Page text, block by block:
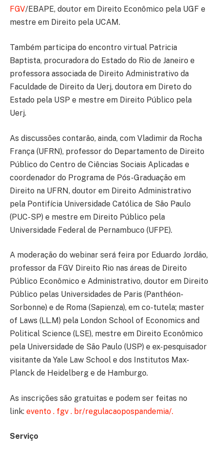
FGV/EBAPE, doutor em Direito Econômico pela UGF e
mestre em Direito pela UCAM.
Também participa do encontro virtual Patricia
Baptista, procuradora do Estado do Rio de Janeiro e
professora associada de Direito Administrativo da
Faculdade de Direito da Uerj, doutora em Direto do
Estado pela USP e mestre em Direito Público pela
Uerj.
As discussões contarão, ainda, com Vladimir da Rocha
França (UFRN), professor do Departamento de Direito
Público do Centro de Ciências Sociais Aplicadas e
coordenador do Programa de Pós-Graduação em
Direito na UFRN, doutor em Direito Administrativo
pela Pontifícia Universidade Católica de São Paulo
(PUC-SP) e mestre em Direito Público pela
Universidade Federal de Pernambuco (UFPE).
A moderação do webinar será feira por Eduardo Jordão,
professor da FGV Direito Rio nas áreas de Direito
Público Econômico e Administrativo, doutor em Direito
Público pelas Universidades de Paris (Panthéon-
Sorbonne) e de Roma (Sapienza), em co-tutela; master
of Laws (LL.M) pela London School of Economics and
Political Science (LSE), mestre em Direito Econômico
pela Universidade de São Paulo (USP) e ex-pesquisador
visitante da Yale Law School e dos Institutos Max-
Planck de Heidelberg e de Hamburgo.
As inscrições são gratuitas e podem ser feitas no
link: evento . fgv . br/regulacaopospandemia/.
Serviço